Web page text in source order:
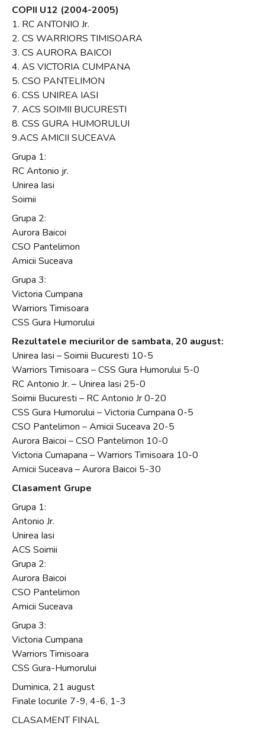
COPII U12 (2004-2005)
1. RC ANTONIO Jr.
2. CS WARRIORS TIMISOARA
3. CS AURORA BAICOI
4. AS VICTORIA CUMPANA
5. CSO PANTELIMON
6. CSS UNIREA IASI
7. ACS SOIMII BUCURESTI
8. CSS GURA HUMORULUI
9.ACS AMICII SUCEAVA
Grupa 1:
RC Antonio jr.
Unirea Iasi
Soimii
Grupa 2:
Aurora Baicoi
CSO Pantelimon
Amicii Suceava
Grupa 3:
Victoria Cumpana
Warriors Timisoara
CSS Gura Humorului
Rezultatele meciurilor de sambata, 20 august:
Unirea Iasi – Soimii Bucuresti 10-5
Warriors Timisoara – CSS Gura Humorului 5-0
RC Antonio Jr. – Unirea Iasi 25-0
Soimii Bucuresti – RC Antonio Jr 0-20
CSS Gura Humorului – Victoria Cumpana 0-5
CSO Pantelimon – Amicii Suceava 20-5
Aurora Baicoi – CSO Pantelimon 10-0
Victoria Cumapana – Warriors Timisoara 10-0
Amicii Suceava – Aurora Baicoi 5-30
Clasament Grupe
Grupa 1:
Antonio Jr.
Unirea Iasi
ACS Soimii
Grupa 2:
Aurora Baicoi
CSO Pantelimon
Amicii Suceava
Grupa 3:
Victoria Cumpana
Warriors Timisoara
CSS Gura-Humorului
Duminica, 21 august
Finale locurile 7-9, 4-6, 1-3
CLASAMENT FINAL